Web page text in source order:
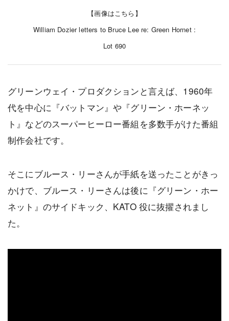
【画像はこちら】
William Dozier letters to Bruce Lee re: Green Hornet :
Lot 690
グリーンウェイ・プロダクションと言えば、1960年
代を中心に『バットマン』や『グリーン・ホーネッ
ト』などのスーパーヒーロー番組を多数手がけた番組
制作会社です。
そこにブルース・リーさんが手紙を送ったことがきっ
かけで、ブルース・リーさんは後に『グリーン・ホー
ネット』のサイドキック、KATO 役に抜擢されまし
た。